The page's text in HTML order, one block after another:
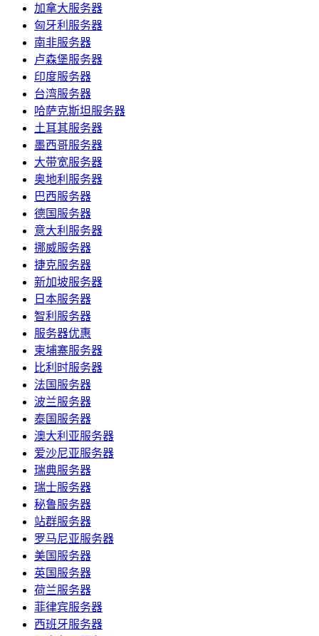
加拿大服务器
匈牙利服务器
南非服务器
卢森堡服务器
印度服务器
台湾服务器
哈萨克斯坦服务器
土耳其服务器
墨西哥服务器
大带宽服务器
奥地利服务器
巴西服务器
德国服务器
意大利服务器
挪威服务器
捷克服务器
新加坡服务器
日本服务器
智利服务器
服务器优惠
柬埔寨服务器
比利时服务器
法国服务器
波兰服务器
泰国服务器
澳大利亚服务器
爱沙尼亚服务器
瑞典服务器
瑞士服务器
秘鲁服务器
站群服务器
罗马尼亚服务器
美国服务器
英国服务器
荷兰服务器
菲律宾服务器
西班牙服务器